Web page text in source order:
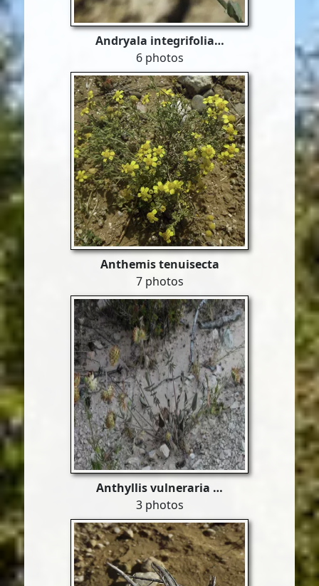
Andryala integrifolia…
6 photos
Anthemis tenuisecta
7 photos
Anthyllis vulneraria …
3 photos